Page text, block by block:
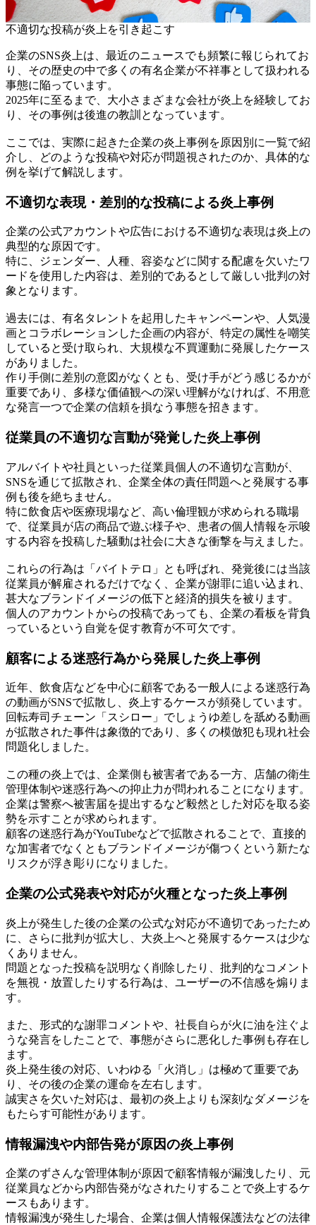
不適切な投稿が炎上を引き起こす
企業のSNS炎上は、最近のニュースでも頻繁に報じられてお
り、その歴史の中で多くの有名企業が不祥事として扱われる
事態に陥っています。
2025年に至るまで、大小さまざまな会社が炎上を経験してお
り、その事例は後進の教訓となっています。
ここでは、実際に起きた企業の炎上事例を原因別に一覧で紹
介し、どのような投稿や対応が問題視されたのか、具体的な
例を挙げて解説します。
不適切な表現・差別的な投稿による炎上事例
企業の公式アカウントや広告における不適切な表現は炎上の
典型的な原因です。
特に、ジェンダー、人種、容姿などに関する配慮を欠いたワ
ードを使用した内容は、差別的であるとして厳しい批判の対
象となります。
過去には、有名タレントを起用したキャンペーンや、人気漫
画とコラボレーションした企画の内容が、特定の属性を嘲笑
していると受け取られ、大規模な不買運動に発展したケース
がありました。
作り手側に差別の意図がなくとも、受け手がどう感じるかが
重要であり、多様な価値観への深い理解がなければ、不用意
な発言一つで企業の信頼を損なう事態を招きます。
従業員の不適切な言動が発覚した炎上事例
アルバイトや社員といった従業員個人の不適切な言動が、
SNSを通じて拡散され、企業全体の責任問題へと発展する事
例も後を絶ちません。
特に飲食店や医療現場など、高い倫理観が求められる職場
で、従業員が店の商品で遊ぶ様子や、患者の個人情報を示唆
する内容を投稿した騒動は社会に大きな衝撃を与えました。
これらの行為は「バイトテロ」とも呼ばれ、発覚後には当該
従業員が解雇されるだけでなく、企業が謝罪に追い込まれ、
甚大なブランドイメージの低下と経済的損失を被ります。
個人のアカウントからの投稿であっても、企業の看板を背負
っているという自覚を促す教育が不可欠です。
顧客による迷惑行為から発展した炎上事例
近年、飲食店などを中心に顧客である一般人による迷惑行為
の動画がSNSで拡散し、炎上するケースが頻発しています。
回転寿司チェーン「スシロー」でしょうゆ差しを舐める動画
が拡散された事件は象徴的であり、多くの模倣犯も現れ社会
問題化しました。
この種の炎上では、企業側も被害者である一方、店舗の衛生
管理体制や迷惑行為への抑止力が問われることになります。
企業は警察へ被害届を提出するなど毅然とした対応を取る姿
勢を示すことが求められます。
顧客の迷惑行為がYouTubeなどで拡散されることで、直接的
な加害者でなくともブランドイメージが傷つくという新たな
リスクが浮き彫りになりました。
企業の公式発表や対応が火種となった炎上事例
炎上が発生した後の企業の公式な対応が不適切であったため
に、さらに批判が拡大し、大炎上へと発展するケースは少な
くありません。
問題となった投稿を説明なく削除したり、批判的なコメント
を無視・放置したりする行為は、ユーザーの不信感を煽りま
す。
また、形式的な謝罪コメントや、社長自らが火に油を注ぐよ
うな発言をしたことで、事態がさらに悪化した事例も存在し
ます。
炎上発生後の対応、いわゆる「火消し」は極めて重要であ
り、その後の企業の運命を左右します。
誠実さを欠いた対応は、最初の炎上よりも深刻なダメージを
もたらす可能性があります。
情報漏洩や内部告発が原因の炎上事例
企業のずさんな管理体制が原因で顧客情報が漏洩したり、元
従業員などから内部告発がなされたりすることで炎上するケ
ースもあります。
情報漏洩が発生した場合、企業は個人情報保護法などの法律